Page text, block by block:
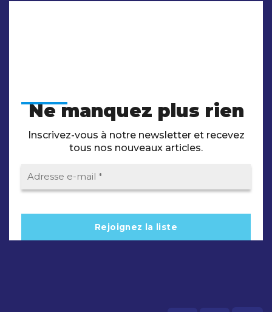
Ne manquez plus rien
Inscrivez-vous à notre newsletter et recevez
tous nos nouveaux articles.